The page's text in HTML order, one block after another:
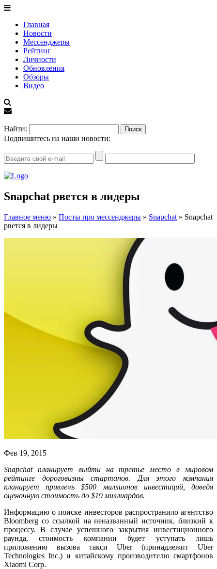
Главная
Новости
Мессенджеры
Рейтинг
Личности
Обновления
Обзоры
Видео
Найти:
Подпишитесь на наши новости:
Snapchat рвется в лидеры
Главное меню » Посты про мессенджеры » Snapchat » Snapchat
рвется в лидеры
Фев 19, 2015
Snapchat планирует выйти на третье место в мировом
рейтинге дороговизны стартапов. Для этого компания
планирует привлечь$500 миллионов инвестиций, доведя
оценочную стоимость до $19 миллиардов.
Информацию о поиске инвесторов распространило агентство
Bloomberg со ссылкой на неназванный источник, близкий к
процессу. В случае успешного закрытия инвестиционного
раунда, стоимость компании будет уступать лишь
приложению вызова такси Uber (принадлежит Uber
Technologies Inc.)и китайскому производителю смартфонов
Xiaomi Corp.